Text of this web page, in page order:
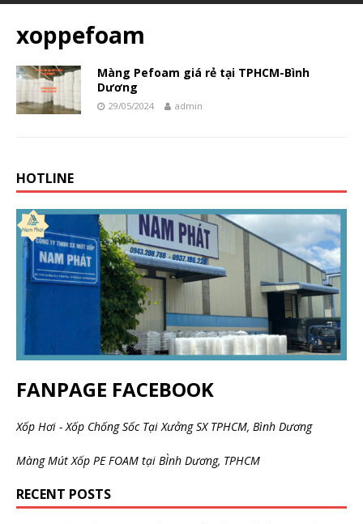
xoppefoam
Màng Pefoam giá rẻ tại TPHCM-Bình
Dương
29/05/2024 admin
HOTLINE
FANPAGE FACEBOOK
Xốp Hơi - Xốp Chống Sốc Tại Xưởng SX TPHCM, Bình Dương
Màng Mút Xốp PE FOAM tại BÌnh Dương, TPHCM
RECENT POSTS